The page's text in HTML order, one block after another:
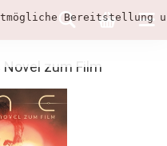
Novel zum Film